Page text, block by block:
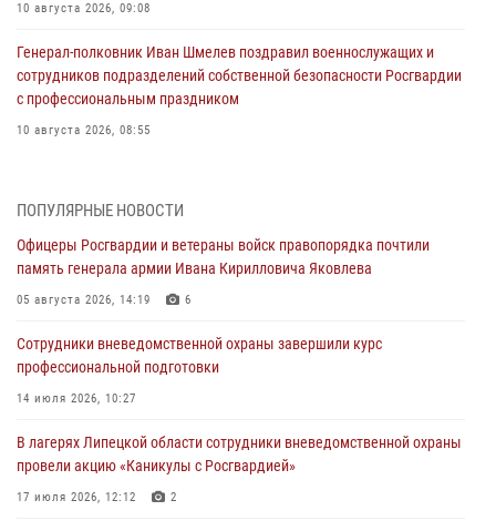
10 августа 2026, 09:08
Генерал-полковник Иван Шмелев поздравил военнослужащих и
сотрудников подразделений собственной безопасности Росгвардии
с профессиональным праздником
10 августа 2026, 08:55
Росгвардейцы уничтожили свыше 120 беспилотников в ЛНР
06 августа 2026, 12:51
В Липецке подведены итоги соблюдения требований
законодательства в сфере оборота оружия за июль 2026 года
06 августа 2026, 07:31
Росгвардия принимает участие в проверке готовности
образовательных учреждений к новому учебному
05 августа 2026, 14:36
ПОПУЛЯРНЫЕ НОВОСТИ
Офицеры Росгвардии и ветераны войск правопорядка почтили
память генерала армии Ивана Кирилловича Яковлева
05 августа 2026, 14:19 6
Сотрудники вневедомственной охраны завершили курс
профессиональной подготовки
14 июля 2026, 10:27
В лагерях Липецкой области сотрудники вневедомственной охраны
провели акцию «Каникулы с Росгвардией»
17 июля 2026, 12:12 2